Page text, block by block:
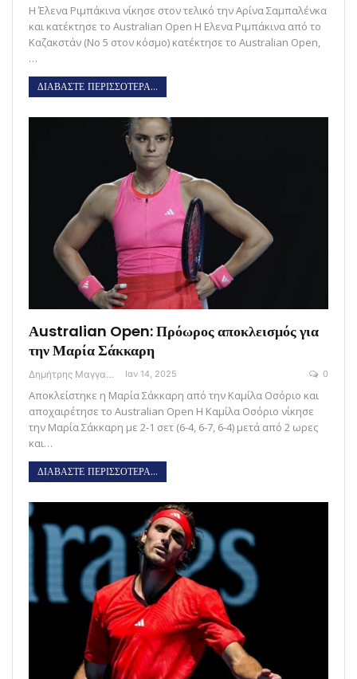
Η Έλενα Ριμπάκινα νίκησε στον τελικό την Αρίνα Σαμπαλένκα
και κατέκτησε το Australian Open H Ελενα Ριμπάκινα από το
Καζακστάν (Νο 5 στον κόσμο) κατέκτησε το Australian Open,
…
ΔΙΑΒΑΣΤΕ ΠΕΡΙΣΣΟΤΕΡΑ...
Αustralian Open: Πρόωρος αποκλεισμός για
την Μαρία Σάκκαρη
Δημήτρης Μαγγανάρης Ιαν 14, 2025 0
Αποκλείστηκε η Μαρία Σάκκαρη από την Καμίλα Οσόριο και
αποχαιρέτησε το Australian Open H Καμίλα Οσόριο νίκησε
την Μαρία Σάκκαρη με 2-1 σετ (6-4, 6-7, 6-4) μετά από 2 ωρες
και…
ΔΙΑΒΑΣΤΕ ΠΕΡΙΣΣΟΤΕΡΑ...